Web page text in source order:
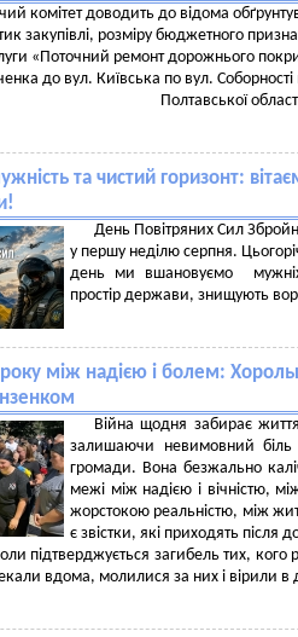
комітет доводить до відома
закупівлі, розміру бюджетного
«Поточний ремонт дорожнього
до вул. Київська по вул. Соборності
Полтавської
та чистий горизонт:
День Повітряних Сил
у першу неділю серпня.
день ми вшановуємо мужніх
простір держави, знищують
року між надією і болем:
Війна щодня забирає
залишаючи невимовний біль
громади. Вона безжально
межі між надією і вічністю,
жорстокою реальністю, між
є звістки, які приходять після
підтверджується загибель тих,
вдома, молилися за них і вірили в